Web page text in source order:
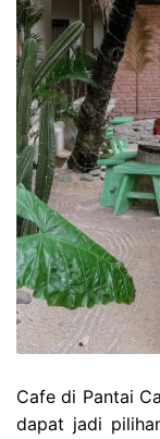
Cafe di Pantai
dapat jadi